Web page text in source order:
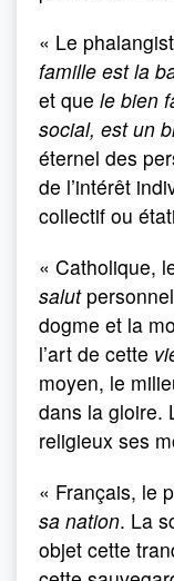
« Le
famille est la
et que le bien
social, est un
éternel des
de l’intérêt
collectif ou
« Catholique,
salut
dogme et la
l’art de cette
moyen, le
dans la gloire.
religieux ses
« Français, le
sa nation. La
objet cette